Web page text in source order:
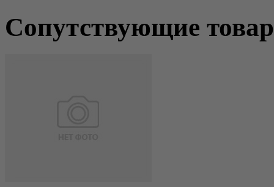
Сопутствующие